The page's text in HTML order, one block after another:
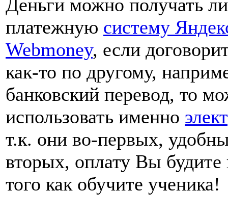
Деньги можно получать
платежную систему
Webmoney, если
как-то по другому,
банковский перевод, то
использовать именно
т.к. они во-первых,
вторых, оплату Вы будите
того как обучите ученика!